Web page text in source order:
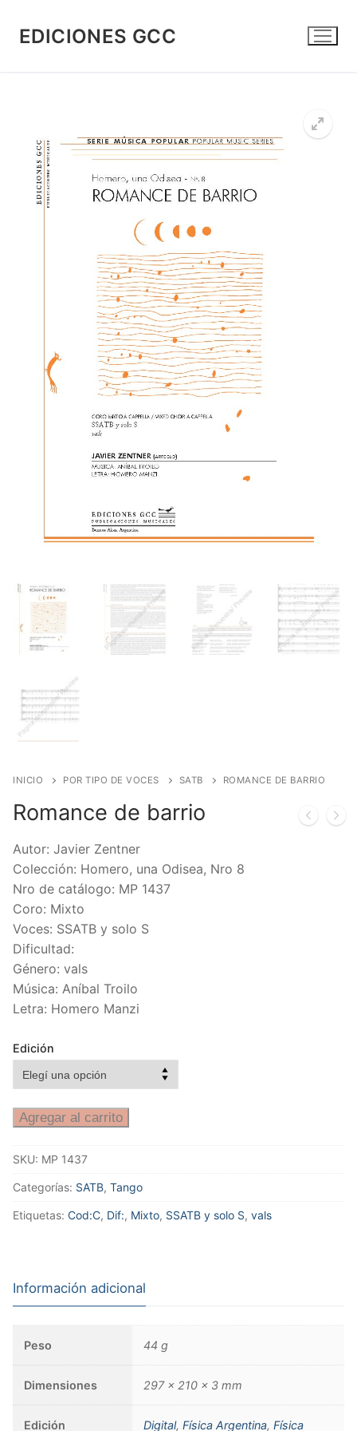
contenido
EDICIONES GCC
INICIO POR TIPO DE VOCES SATB ROMANCE DE BARRIO
Romance de barrio
Autor: Javier Zentner
Colección: Homero, una Odisea, Nro 8
Nro de catálogo: MP 1437
Coro: Mixto
Voces: SSATB y solo S
Dificultad:
Género: vals
Música: Aníbal Troilo
Letra: Homero Manzi
Edición
Agregar al carrito
SKU: MP 1437
Categorías: SATB, Tango
Etiquetas: Cod:C, Dif:, Mixto, SSATB y solo S, vals
Información adicional
Peso 44 g
Dimensiones 297 × 210 × 3 mm
Edición Digital,Física Argentina,Física